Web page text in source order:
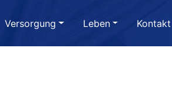
Versorgung Leben Kontakt